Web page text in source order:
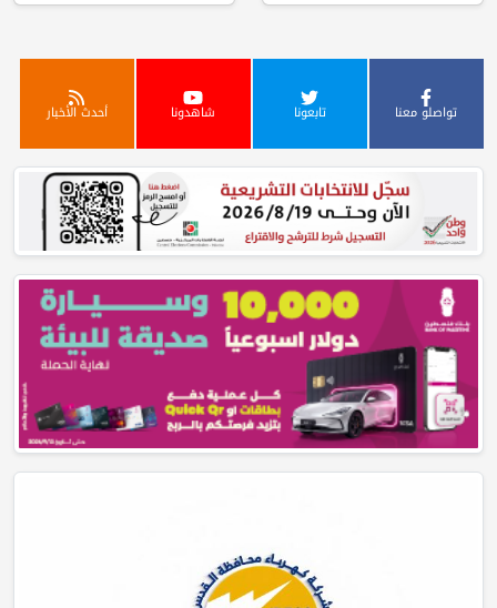
تواصلو معنا تابعونا شاهدونا أحدث الأخبار